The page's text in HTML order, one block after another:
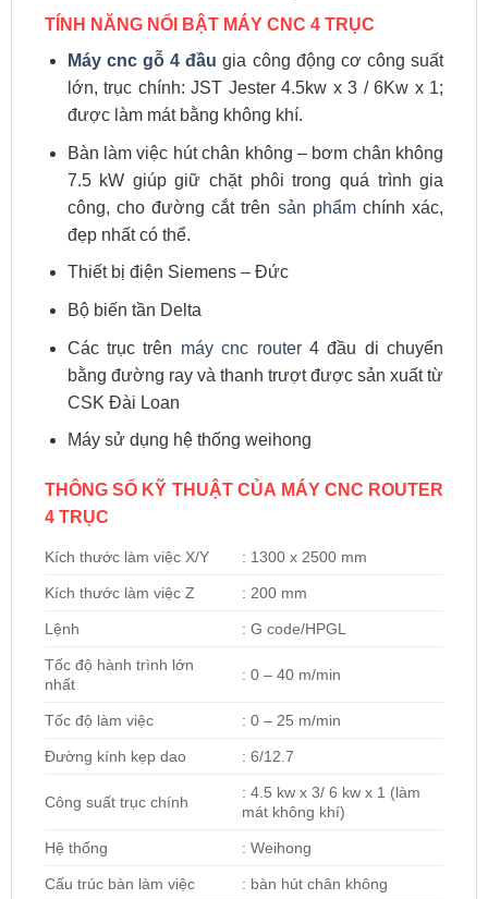
TÍNH NĂNG NỔI BẬT MÁY CNC 4 TRỤC
Máy cnc gỗ 4 đầu gia công động cơ công suất
lớn, trục chính: JST Jester 4.5kw x 3 / 6Kw x 1;
được làm mát bằng không khí.
Bàn làm việc hút chân không – bơm chân không
7.5 kW giúp giữ chặt phôi trong quá trình gia
công, cho đường cắt trên sản phẩmchính xác,
đẹp nhất có thể.
Thiết bị điện Siemens – Đức
Bộ biến tần Delta
Các trục trên máy cnc router4 đầu di chuyển
bằng đường ray và thanh trượt được sản xuất từ
CSK Đài Loan
Máy sử dụng hệ thống weihong
THÔNG SỐ KỸ THUẬT CỦA MÁY CNC ROUTER
4 TRỤC
Kích thước làm việc X/Y : 1300 x 2500 mm
Kích thước làm việc Z : 200 mm
Lệnh : G code/HPGL
Tốc độ hành trình lớn
nhất
: 0 – 40 m/min
Tốc độ làm việc : 0 – 25 m/min
Đường kính kẹp dao : 6/12.7
Công suất trục chính
: 4.5 kw x 3/ 6 kw x 1 (làm
mát không khí)
Hệ thống : Weihong
Cấu trúc bàn làm việc : bàn hút chân không